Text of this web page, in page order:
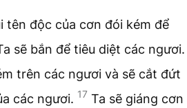
tên độc của cơn đói kém để
sẽ bắn để tiêu diệt các ngươi.
trên các ngươi và sẽ cắt đứt
các ngươi. 17 Ta sẽ giáng cơn